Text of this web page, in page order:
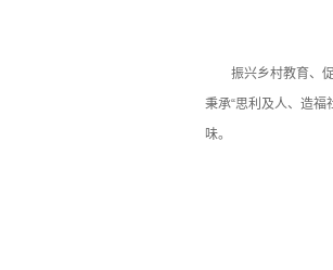
振兴乡村教育、
秉承“思利及人、造福
味。